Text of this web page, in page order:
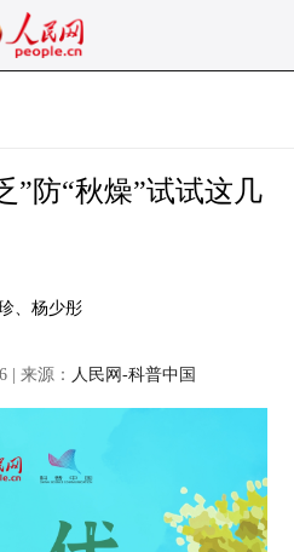
”防“秋燥”试试这几
、杨少彤
| 来源： 人民网-科普中国